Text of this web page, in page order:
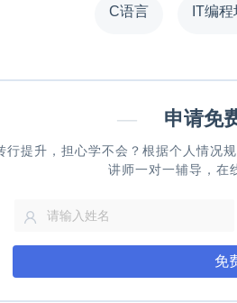
C语言 IT编
— 申请免
行提升，担心学不会？根据个人情况
讲师一对一辅导，在
免